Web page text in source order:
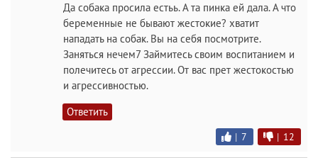
Да собака просила естьь. А та пинка ей дала. А что
беременные не бывают жестокие? хватит
нападать на собак. Вы на себя посмотрите.
Заняться нечем7 Займитесь своим воспитанием и
полечитесь от агрессии. От вас прет жестокостью
и агрессивностью.
Ответить
| 7 | 12